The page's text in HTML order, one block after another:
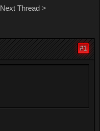
Next Thread>
#1